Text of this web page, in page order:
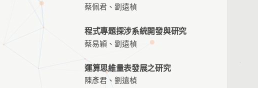
蔡佩君、劉遠楨
程式專題探涉系統開發與研究
蔡易穎、劉遠楨
運算思維量表發展之研究
陳彥君、劉遠楨